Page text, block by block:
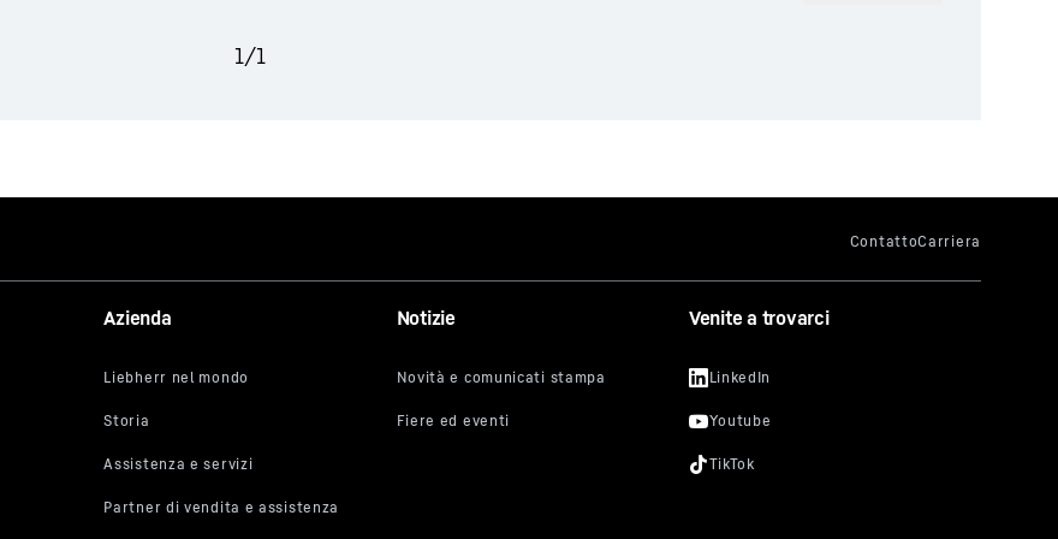
1/1
Azienda Notizie Venite a trovarci